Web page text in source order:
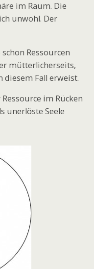
im Raum. Die
unwohl. Der
Ressourcen
mütterlicherseits,
diesem Fall erweist.
im Rücken
unerlöste Seele